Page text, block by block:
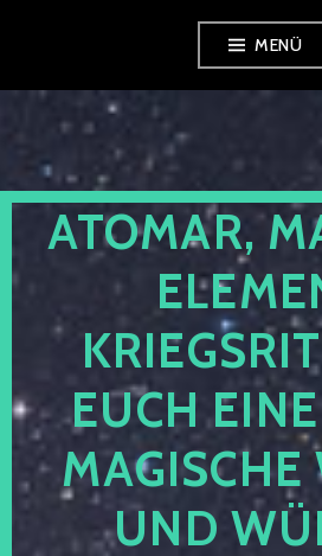
springen
MENÜ
ATOMAR,
EUCH
UND